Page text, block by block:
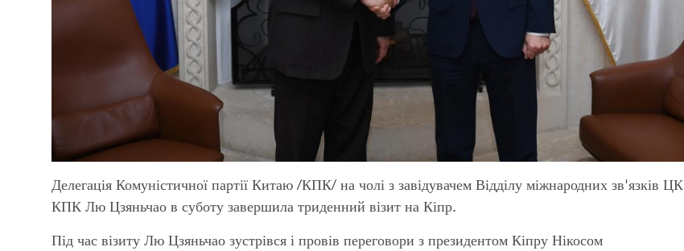
Делегація Комуністичної партії Китаю /КПК/ на чолі з завідувачем Відділу міжнародних зв'язків ЦК
КПК Лю Цзяньчао в суботу завершила триденний візит на Кіпр.
Під час візиту Лю Цзяньчао зустрівся і провів переговори з президентом Кіпру Нікосом